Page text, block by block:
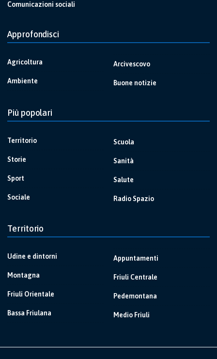
Comunicazioni sociali
Approfondisci
Agricoltura
Ambiente
Arcivescovo
Buone notizie
Più popolari
Territorio
Storie
Sport
Sociale
Scuola
Sanità
Salute
Radio Spazio
Territorio
Udine e dintorni
Montagna
Friuli Orientale
Bassa Friulana
Appuntamenti
Friuli Centrale
Pedemontana
Medio Friuli